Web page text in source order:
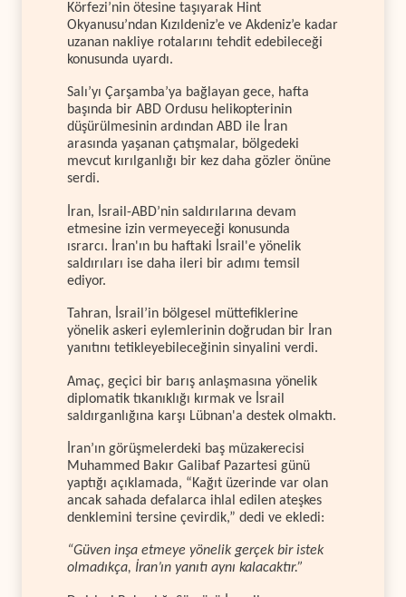
Körfezi’nin ötesine taşıyarak Hint
Okyanusu’ndan Kızıldeniz’e ve Akdeniz’e kadar
uzanan nakliye rotalarını tehdit edebileceği
konusunda uyardı.
Salı’yı Çarşamba’ya bağlayan gece, hafta
başında bir ABD Ordusu helikopterinin
düşürülmesinin ardından ABD ile İran
arasında yaşanan çatışmalar, bölgedeki
mevcut kırılganlığı bir kez daha gözler önüne
serdi.
İran, İsrail-ABD’nin saldırılarına devam
etmesine izin vermeyeceği konusunda
ısrarcı. İran'ın bu haftaki İsrail'e yönelik
saldırıları ise daha ileri bir adımı temsil
ediyor.
Tahran, İsrail’in bölgesel müttefiklerine
yönelik askeri eylemlerinin doğrudan bir İran
yanıtını tetikleyebileceğinin sinyalini verdi.
Amaç, geçici bir barış anlaşmasına yönelik
diplomatik tıkanıklığı kırmak ve İsrail
saldırganlığına karşı Lübnan'a destek olmaktı.
İran’ın görüşmelerdeki baş müzakerecisi
Muhammed Bakır Galibaf Pazartesi günü
yaptığı açıklamada, “Kağıt üzerinde var olan
ancak sahada defalarca ihlal edilen ateşkes
denklemini tersine çevirdik,” dedi ve ekledi:
“Güven inşa etmeye yönelik gerçek bir istek
olmadıkça, İran’ın yanıtı aynı kalacaktır.”